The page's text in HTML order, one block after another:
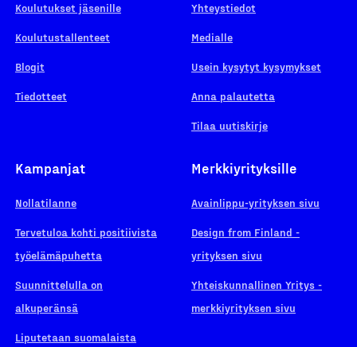
Koulutukset jäsenille
Koulutustallenteet
Blogit
Tiedotteet
Yhteystiedot
Medialle
Usein kysytyt kysymykset
Anna palautetta
Tilaa uutiskirje
Kampanjat
Nollatilanne
Tervetuloa kohti positiivista
työelämäpuhetta
Suunnittelulla on
alkuperänsä
Liputetaan suomalaista
Merkkiyrityksille
Avainlippu-yrityksen sivu
Design from Finland -
yrityksen sivu
Yhteiskunnallinen Yritys -
merkkiyrityksen sivu